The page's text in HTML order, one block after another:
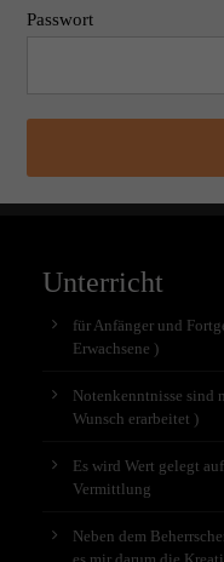
Passwort
Unterricht
für Anfänger und
Erwachsene )
Notenkenntnisse sind
Wunsch erarbeitet )
Es wird Wert gelegt
Vermittlung
Neben dem